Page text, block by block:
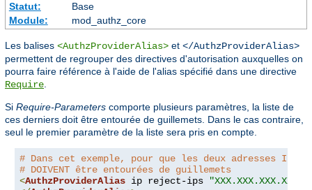
Statut:
Base
Module:
mod_authz_core
Les balises <AuthzProviderAlias> et </AuthzProviderAlias>
permettent de regrouper des directives d'autorisation auxquelles on
pourra faire référence à l'aide de l'alias spécifié dans une directive
Require.
Si Require-Parameters comporte plusieurs paramètres, la liste de
ces derniers doit être entourée de guillemets. Dans le cas contraire,
seul le premier paramètre de la liste sera pris en compte.
# Dans cet exemple, pour que les deux adresses IP
# DOIVENT être entourées de guillemets
<AuthzProviderAlias ip reject-ips
"XXX.XXX.XXX.XXX